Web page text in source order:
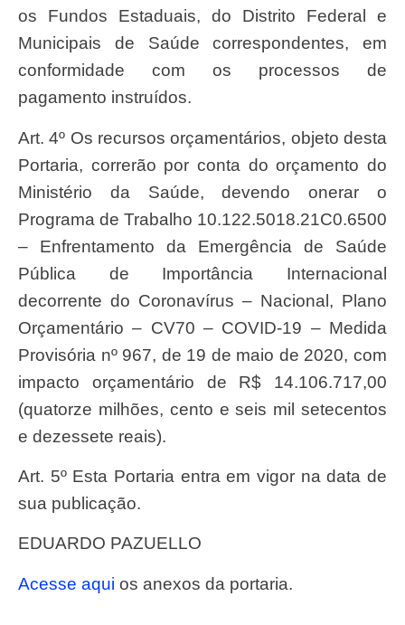
os Fundos Estaduais, do Distrito Federal e
Municipais de Saúde correspondentes, em
conformidade com os processos de
pagamento instruídos.
Art. 4º Os recursos orçamentários, objeto desta
Portaria, correrão por conta do orçamento do
Ministério da Saúde, devendo onerar o
Programa de Trabalho 10.122.5018.21C0.6500
– Enfrentamento da Emergência de Saúde
Pública de Importância Internacional
decorrente do Coronavírus – Nacional, Plano
Orçamentário – CV70 – COVID-19 – Medida
Provisória nº 967, de 19 de maio de 2020, com
impacto orçamentário de R$ 14.106.717,00
(quatorze milhões, cento e seis mil setecentos
e dezessete reais).
Art. 5º Esta Portaria entra em vigor na data de
sua publicação.
EDUARDO PAZUELLO
Acesse aqui os anexos da portaria.